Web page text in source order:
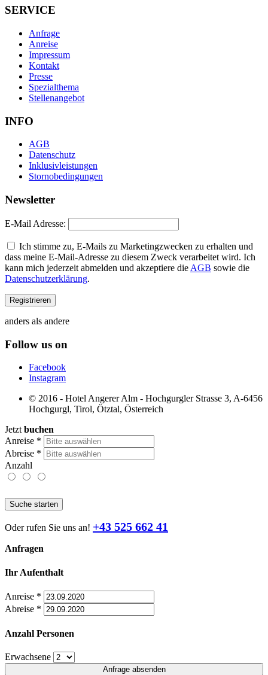
SERVICE
Anfrage
Anreise
Impressum
Kontakt
Presse
Spezialthema
Stellenangebot
INFO
AGB
Datenschutz
Inklusivleistungen
Stornobedingungen
Newsletter
E-Mail Adresse:
Ich stimme zu, E-Mails zu Marketingzwecken zu erhalten und
dass meine E-Mail-Adresse zu diesem Zweck verarbeitet wird. Ich
kann mich jederzeit abmelden und akzeptiere die AGB sowie die
Datenschutzerklärung.
anders als andere
Follow us on
Facebook
Instagram
© 2016 - Hotel Angerer Alm - Hochgurgler Strasse 3, A-6456
Hochgurgl, Tirol, Ötztal, Österreich
Jetzt buchen
Anreise *
Abreise *
Anzahl
Suche starten
Oder rufen Sie uns an! +43 525 662 41
Anfragen
Ihr Aufenthalt
Anreise *
Abreise *
Anzahl Personen
Erwachsene
Anfrage absenden